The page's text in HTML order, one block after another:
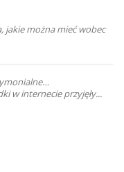
jakie można mieć wobec
w internecie przyjęły...